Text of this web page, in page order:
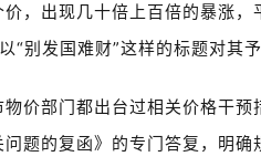
，出现几十倍上百倍的暴涨
别发国难财”这样的标题对其予
价部门都出台过相关价格干预
题的复函》的专门答复，明确